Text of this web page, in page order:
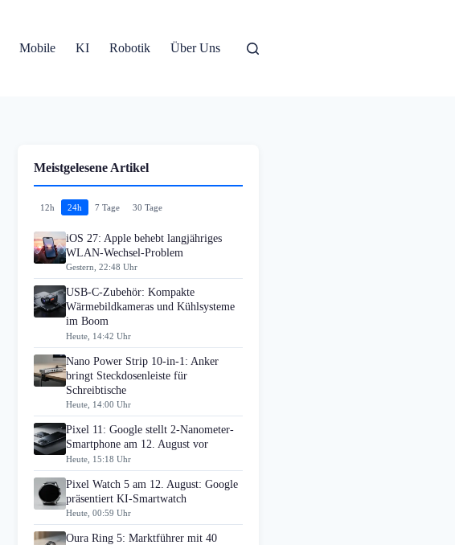
Mobile KI Robotik Über Uns
Meistgelesene Artikel
12h 24h 7 Tage 30 Tage
iOS 27: Apple behebt langjähriges
WLAN-Wechsel-Problem
Gestern, 22:48 Uhr
USB-C-Zubehör: Kompakte
Wärmebildkameras und Kühlsysteme
im Boom
Heute, 14:42 Uhr
Nano Power Strip 10-in-1: Anker
bringt Steckdosenleiste für
Schreibtische
Heute, 14:00 Uhr
Pixel 11: Google stellt 2-Nanometer-
Smartphone am 12. August vor
Heute, 15:18 Uhr
Pixel Watch 5 am 12. August: Google
präsentiert KI-Smartwatch
Heute, 00:59 Uhr
Oura Ring 5: Marktführer mit 40